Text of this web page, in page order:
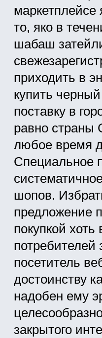
маркетплейсе
то, яко в
шабаш
приходить в
купить
поставку в
равно страны
любое время
Специальное
шопов.
предложение
покупкой хоть
потребителей
посетитель
достоинству
надобен ему
закрытого